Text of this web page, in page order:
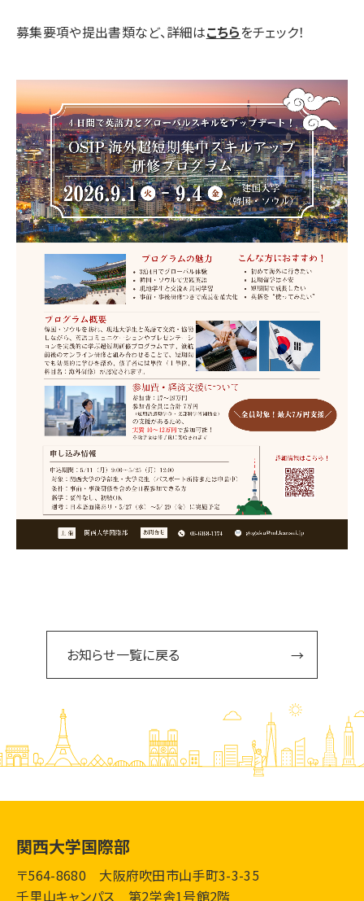
募集要項や提出書類など、詳細はこちらをチェック！
お知らせ一覧に戻る
関西大学国際部
〒564-8680 大阪府吹田市山手町3-3-35
千里山キャンパス 第2学舎1号館2階